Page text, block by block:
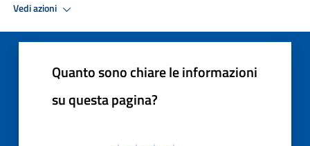
Vedi azioni
Quanto sono chiare le informazioni
su questa pagina?